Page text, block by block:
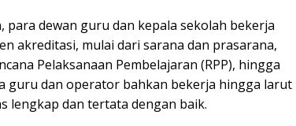
para dewan guru dan kepala sekolah bekerja
akreditasi, mulai dari sarana dan prasarana,
Pelaksanaan Pembelajaran (RPP), hingga
guru dan operator bahkan bekerja hingga larut
lengkap dan tertata dengan baik.